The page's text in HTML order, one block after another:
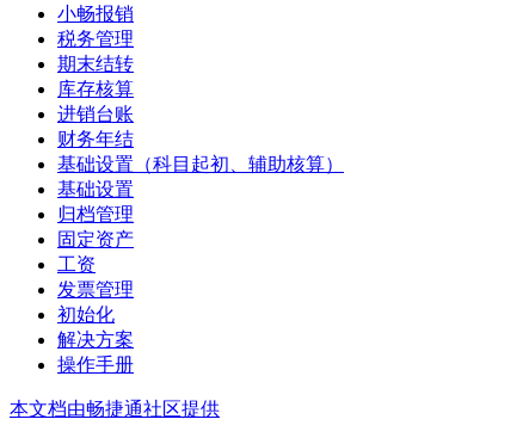
小畅报销
税务管理
期末结转
库存核算
进销台账
财务年结
基础设置（科目起初、辅助核算）
基础设置
归档管理
固定资产
工资
发票管理
初始化
解决方案
操作手册
本文档由畅捷通社区提供